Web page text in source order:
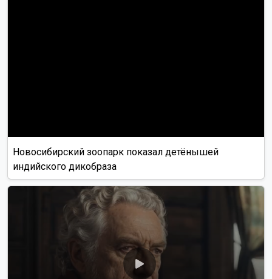
Новосибирский зоопарк показал детёнышей
индийского дикобраза